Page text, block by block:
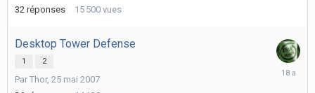
32 réponses 15 500 vues
Desktop Tower Defense
1 2
Par Thor, 25 mai 2007
16